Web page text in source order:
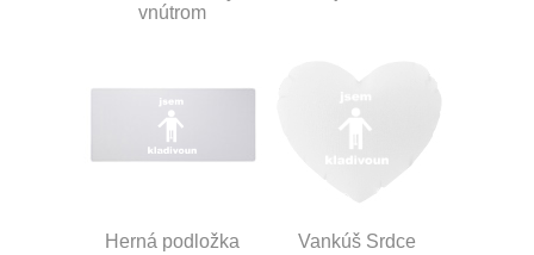
vnútrom
Herná podložka
Vankúš Srdce